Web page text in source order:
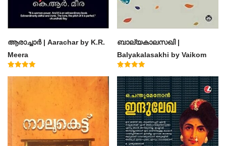
ആരാച്ചാര്‍ | Aarachar by K.R.
Meera
ബാല്യകാലസഖി |
Balyakalasakhi by Vaikom
Muhammad Basheer
4.60
out of 5